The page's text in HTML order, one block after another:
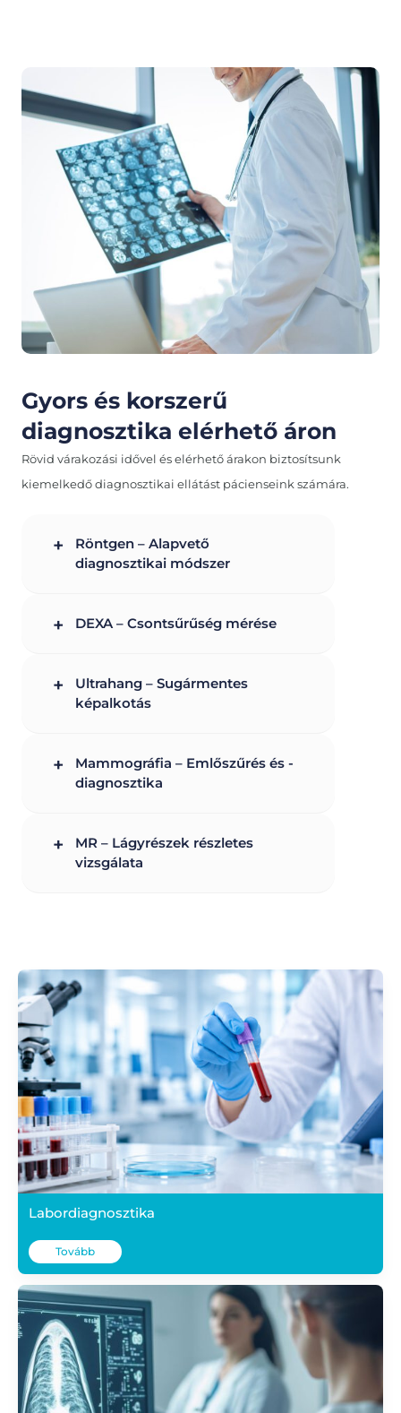
Gyors és korszerű
diagnosztika elérhető áron
Rövid várakozási idővel és elérhető árakon biztosítsunk
kiemelkedő diagnosztikai ellátást pácienseink számára.
+
Röntgen – Alapvető
diagnosztikai módszer
+ DEXA – Csontsűrűség mérése
+
Ultrahang – Sugármentes
képalkotás
+
Mammográfia – Emlőszűrés és -
diagnosztika
+
MR – Lágyrészek részletes
vizsgálata
Labordiagnosztika
Tovább